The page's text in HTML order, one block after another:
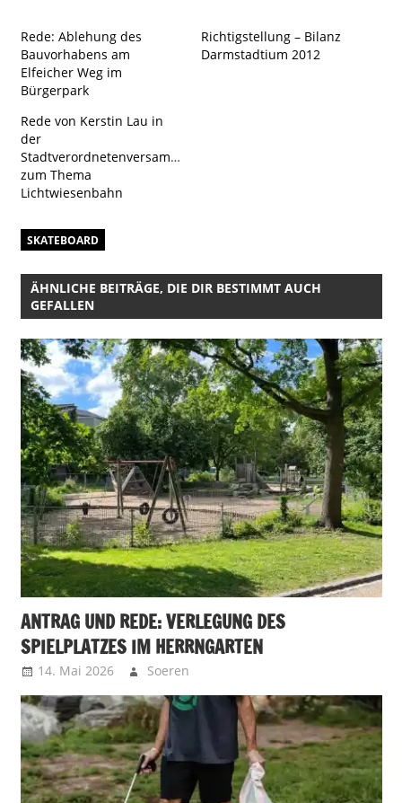
Rede: Ablehung des
Bauvorhabens am
Elfeicher Weg im
Bürgerpark
Richtigstellung – Bilanz
Darmstadtium 2012
Rede von Kerstin Lau in
der
Stadtverordnetenversammlung
zum Thema
Lichtwiesenbahn
SKATEBOARD
ÄHNLICHE BEITRÄGE, DIE DIR BESTIMMT AUCH
GEFALLEN
ANTRAG UND REDE: VERLEGUNG DES
SPIELPLATZES IM HERRNGARTEN
14. Mai 2026 Soeren